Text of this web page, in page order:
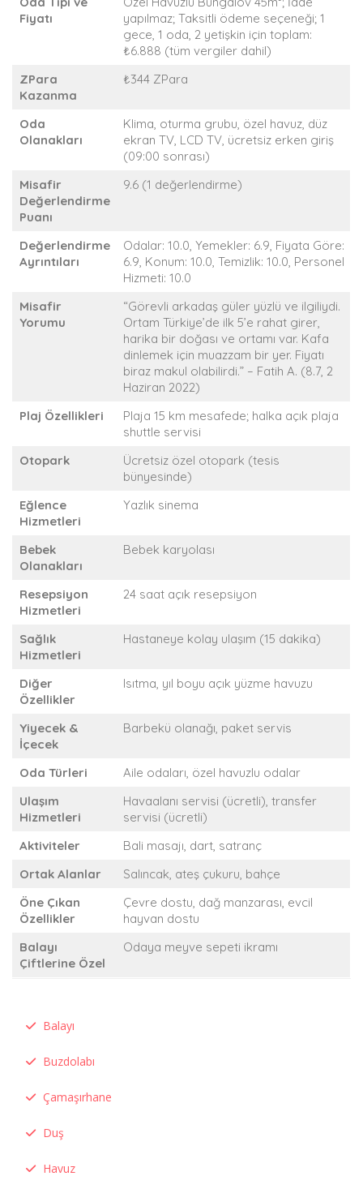
Fiyatı
yapılmaz; Taksitli ödeme seçeneği; 1
gece, 1 oda, 2 yetişkin için toplam:
₺6.888 (tüm vergiler dahil)
ZPara
Kazanma
₺344 ZPara
Oda
Olanakları
Klima, oturma grubu, özel havuz, düz
ekran TV, LCD TV, ücretsiz erken giriş
(09:00 sonrası)
Misafir
Değerlendirme
Puanı
9.6 (1 değerlendirme)
Değerlendirme
Ayrıntıları
Odalar: 10.0, Yemekler: 6.9, Fiyata Göre:
6.9, Konum: 10.0, Temizlik: 10.0, Personel
Hizmeti: 10.0
Misafir
Yorumu
“Görevli arkadaş güler yüzlü ve ilgiliydi.
Ortam Türkiye’de ilk 5’e rahat girer,
harika bir doğası ve ortamı var. Kafa
dinlemek için muazzam bir yer. Fiyatı
biraz makul olabilirdi.” – Fatih A. (8.7, 2
Haziran 2022)
Plaj Özellikleri
Plaja 15 km mesafede; halka açık plaja
shuttle servisi
Otopark
Ücretsiz özel otopark (tesis
bünyesinde)
Eğlence
Hizmetleri
Yazlık sinema
Bebek
Olanakları
Bebek karyolası
Resepsiyon
Hizmetleri
24 saat açık resepsiyon
Sağlık
Hizmetleri
Hastaneye kolay ulaşım (15 dakika)
Diğer
Özellikler
Isıtma, yıl boyu açık yüzme havuzu
Yiyecek &
İçecek
Barbekü olanağı, paket servis
Oda Türleri
Aile odaları, özel havuzlu odalar
Ulaşım
Hizmetleri
Havaalanı servisi (ücretli), transfer
servisi (ücretli)
Aktiviteler
Bali masajı, dart, satranç
Ortak Alanlar
Salıncak, ateş çukuru, bahçe
Öne Çıkan
Özellikler
Çevre dostu, dağ manzarası, evcil
hayvan dostu
Balayı
Çiftlerine Özel
Odaya meyve sepeti ikramı
Balayı
Buzdolabı
Çamaşırhane
Duş
Havuz